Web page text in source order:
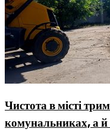
Чистота в місті
комунальниках, а й